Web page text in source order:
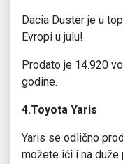
Dacia Duster je u
Evropi u julu!
Prodato je 14.920
godine.
4.Toyota Yaris
Yaris se odlično
možete ići i na duže